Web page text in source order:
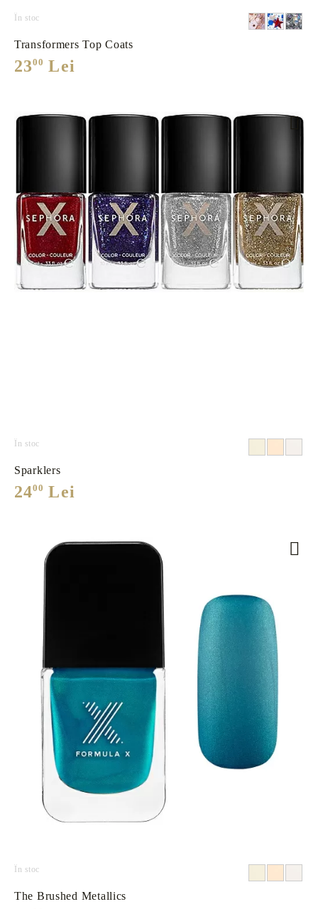
În stoc
Transformers Top Coats
2300 Lei
În stoc
Sparklers
2400 Lei
În stoc
The Brushed Metallics